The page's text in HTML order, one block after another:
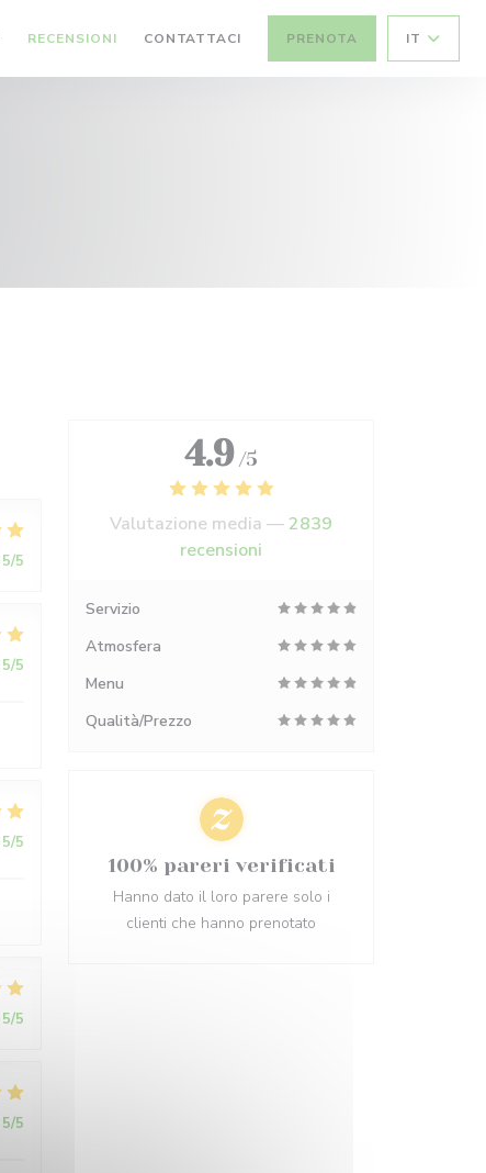
RECENSIONI CONTATTACI PRENOTA IT
5/5
5/5
5/5
5/5
5/5
4.9 /5
Valutazione media — 2839
recensioni
Servizio
Atmosfera
Menu
Qualità/Prezzo
100% pareri verificati
Hanno dato il loro parere solo i
clienti che hanno prenotato